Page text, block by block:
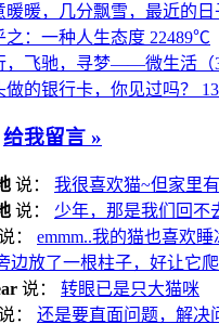
暖暖，几分飘雪，最近的日
之：一种人生态度 22489℃
，飞驰，寻梦——微生活（
做的银行卡，你见过吗？
给我留言 »
说： 我很喜欢猫~但家里
说： 少年，那是我们回不
： emmm..我的猫也喜欢
边放了一根柱子，好让它
说： 转眼已是只大猫咪
： 还是要直面问题，解决